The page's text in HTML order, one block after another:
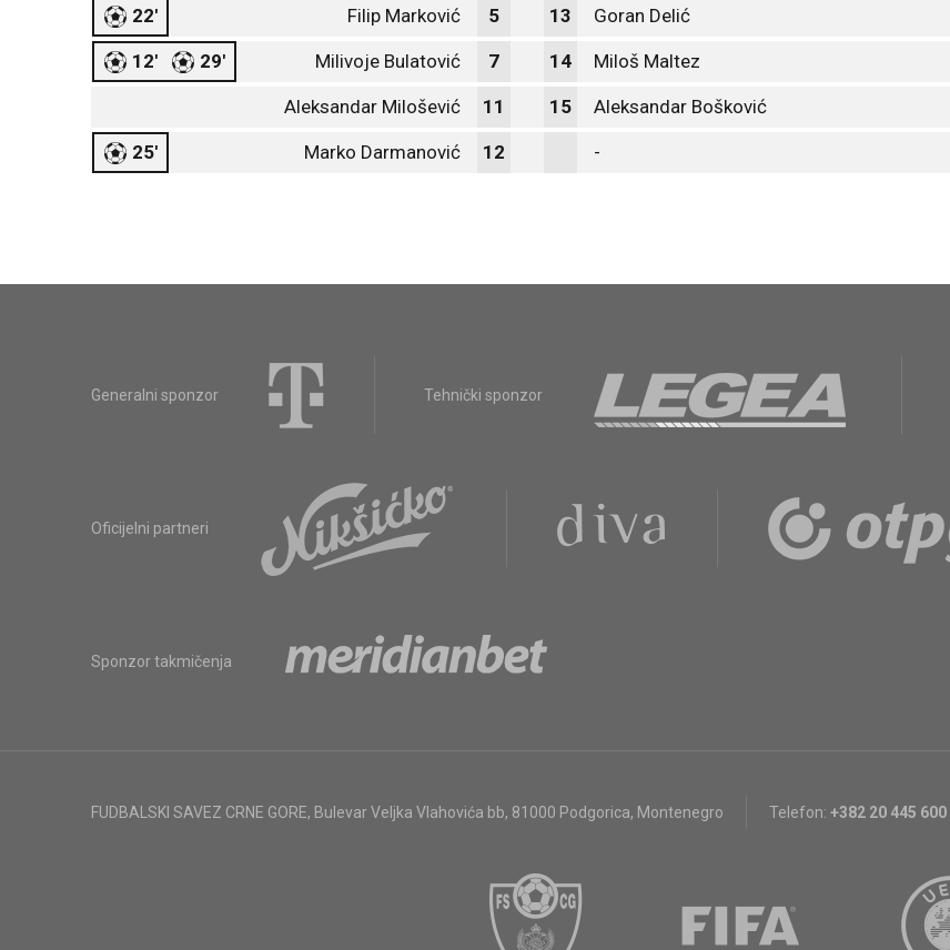
22' Filip Marković 5 13 Goran Delić
12' 29' Milivoje Bulatović 7 14 Miloš Maltez
Aleksandar Milošević 11 15 Aleksandar Bošković
25' Marko Darmanović 12 -
Generalni sponzor Tehnički sponzor
Oficijelni partneri
Sponzor takmičenja
FUDBALSKI SAVEZ CRNE GORE, Bulevar Veljka Vlahovića bb, 81000 Podgorica, Montenegro Telefon: +382 20 445 600